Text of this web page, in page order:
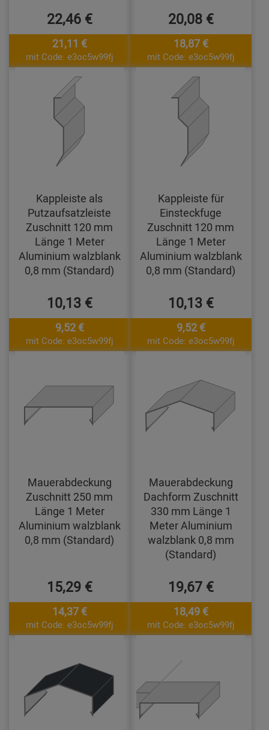
22,46 €
21,11 €
mit Code: e3oc5w99fj
20,08 €
18,87 €
mit Code: e3oc5w99fj
Kappleiste als
Putzaufsatzleiste
Zuschnitt 120 mm
Länge 1 Meter
Aluminium walzblank
0,8 mm (Standard)
10,13 €
9,52 €
mit Code: e3oc5w99fj
Kappleiste für
Einsteckfuge
Zuschnitt 120 mm
Länge 1 Meter
Aluminium walzblank
0,8 mm (Standard)
10,13 €
9,52 €
mit Code: e3oc5w99fj
Mauerabdeckung
Zuschnitt 250 mm
Länge 1 Meter
Aluminium walzblank
0,8 mm (Standard)
15,29 €
14,37 €
mit Code: e3oc5w99fj
Mauerabdeckung
Dachform Zuschnitt
330 mm Länge 1
Meter Aluminium
walzblank 0,8 mm
(Standard)
19,67 €
18,49 €
mit Code: e3oc5w99fj